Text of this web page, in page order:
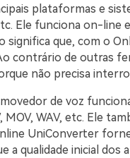
plataformas e
Ele funciona on-line
significa que, com o
contrário de outras
não precisa
de voz
MOV, WAV, etc. Ele
UniConverter
a qualidade inicial dos